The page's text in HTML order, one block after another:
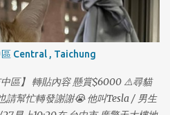
Central , Taichung
中區】 轉貼內容 懸賞$6000 ⚠️尋貓
幫忙轉發謝謝😭 他叫Tesla / 男生